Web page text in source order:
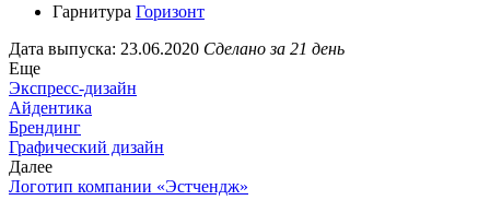
Гарнитура Горизонт
Дата выпуска: 23.06.2020 Сделано за 21 день
Еще
Экспресс-дизайн
Айдентика
Брендинг
Графический дизайн
Далее
Логотип компании «Эстчендж»